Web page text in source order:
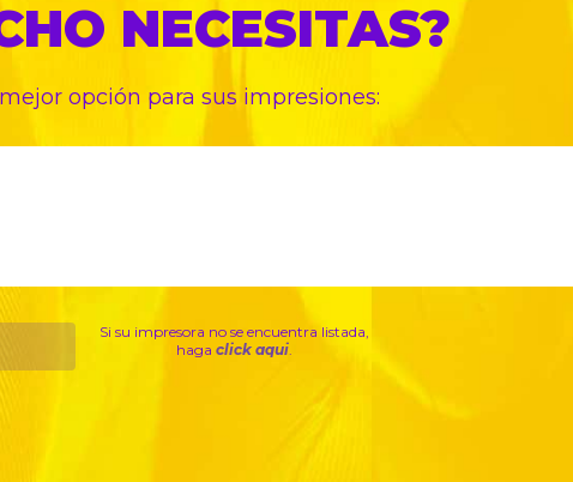
NECESITAS?
opción para sus impresiones:
Si su impresora no se encuentra listada,
haga click aqui.